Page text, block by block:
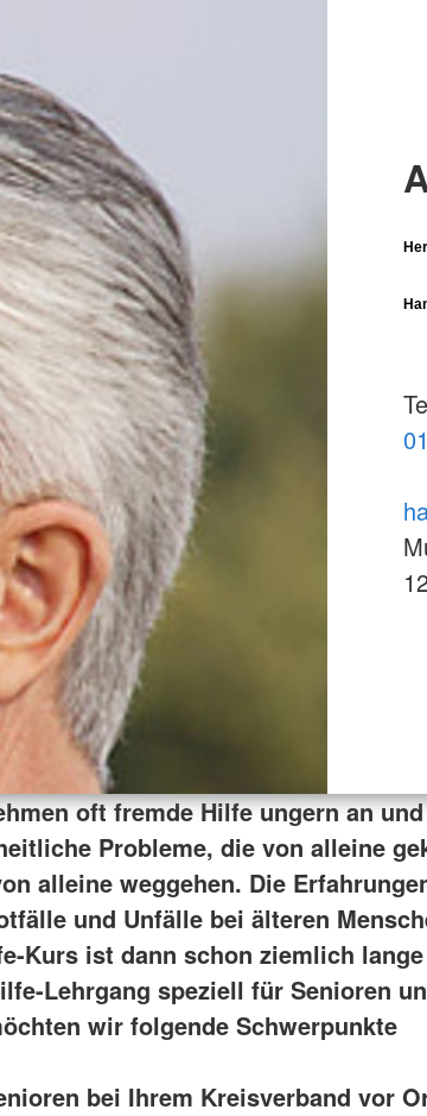
oft fremde Hilfe ungern an
Probleme, die von alleine
alleine weggehen. Die
und Unfälle bei älteren
Kurs ist dann schon ziemlich
Lehrgang speziell für Senioren
wir folgende Schwerpunkte
bei Ihrem Kreisverband vor